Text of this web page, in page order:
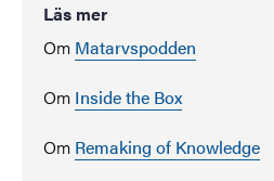
Läs mer
Om Matarvspodden
Om Inside the Box
Om Remaking of Knowledge